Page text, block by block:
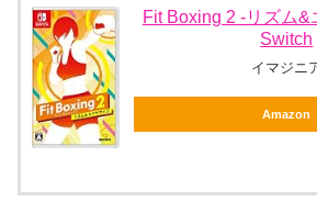
Fit Boxing 2 -リズム&
Switch
イマジニ
Amazon